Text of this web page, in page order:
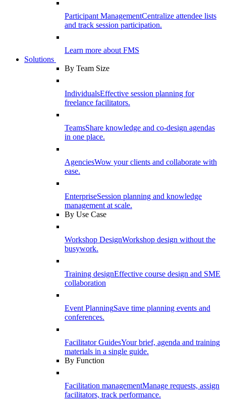
Participant ManagementCentralize attendee lists
and track session participation.
Learn more about FMS
Solutions
By Team Size
IndividualsEffective session planning for
freelance facilitators.
TeamsShare knowledge and co-design agendas
in one place.
AgenciesWow your clients and collaborate with
ease.
EnterpriseSession planning and knowledge
management at scale.
By Use Case
Workshop DesignWorkshop design without the
busywork.
Training designEffective course design and SME
collaboration
Event PlanningSave time planning events and
conferences.
Facilitator GuidesYour brief, agenda and training
materials in a single guide.
By Function
Facilitation managementManage requests, assign
facilitators, track performance.